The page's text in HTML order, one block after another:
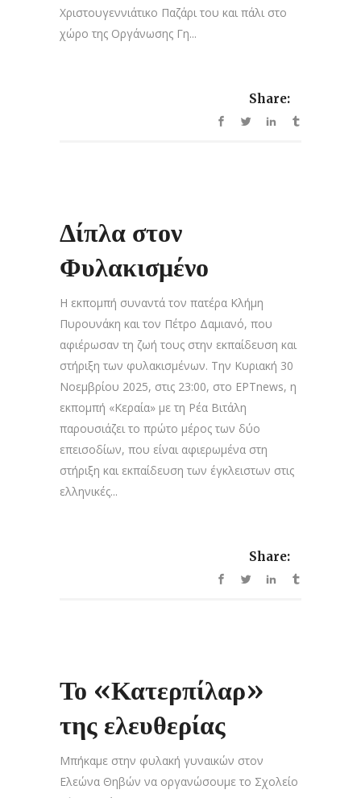
Χριστουγεννιάτικο Παζάρι του και πάλι στο
χώρο της Οργάνωσης Γη...
Share:
Δίπλα στον
Φυλακισμένο
Η εκπομπή συναντά τον πατέρα Κλήμη
Πυρουνάκη και τον Πέτρο Δαμιανό, που
αφιέρωσαν τη ζωή τους στην εκπαίδευση και
στήριξη των φυλακισμένων. Την Κυριακή 30
Νοεμβρίου 2025, στις 23:00, στο ΕΡΤnews, η
εκπομπή «Κεραία» με τη Ρέα Βιτάλη
παρουσιάζει το πρώτο μέρος των δύο
επεισοδίων, που είναι αφιερωμένα στη
στήριξη και εκπαίδευση των έγκλειστων στις
ελληνικές...
Share:
Το «Κατερπίλαρ»
της ελευθερίας
Μπήκαμε στην φυλακή γυναικών στον
Ελεώνα Θηβών να οργανώσουμε το Σχολείο